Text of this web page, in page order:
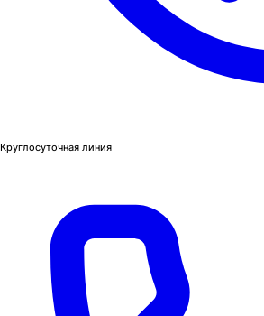
Круглосуточная линия